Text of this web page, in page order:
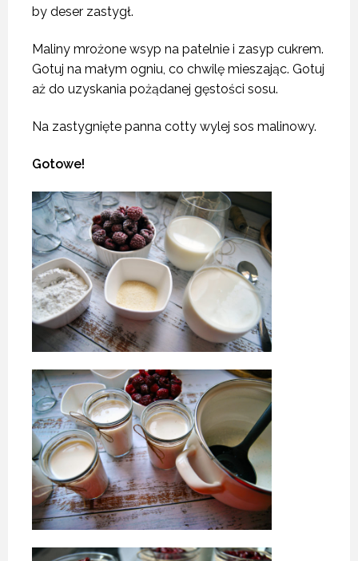
by deser zastygł.
Maliny mrożone wsyp na patelnie i zasyp cukrem.
Gotuj na małym ogniu, co chwilę mieszając. Gotuj
aż do uzyskania pożądanej gęstości sosu.
Na zastygnięte panna cotty wylej sos malinowy.
Gotowe!